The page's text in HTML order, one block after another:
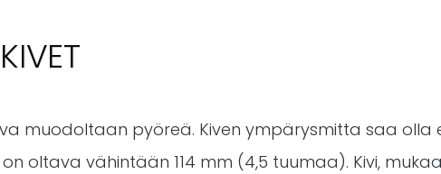
muodoltaan pyöreä. Kiven ympärysmitta saa olla
oltava vähintään 114 mm (4,5 tuumaa). Kivi,